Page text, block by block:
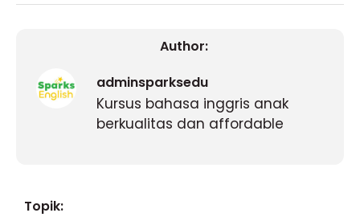
Author:
adminsparksedu
Kursus bahasa inggris anak
berkualitas dan affordable
Topik: